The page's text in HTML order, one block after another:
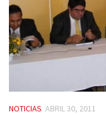
NOTICIAS ABRIL 30, 2011